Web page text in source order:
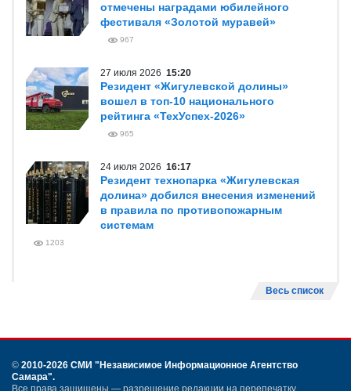
отмечены наградами юбилейного
фестиваля «Золотой муравей»
967
27 июля 2026 15:20
Резидент «Жигулевской долины»
вошел в топ-10 национального
рейтинга «ТехУспех-2026»
965
24 июля 2026 16:17
Резидент технопарка «Жигулевская
долина» добился внесения изменений
в правила по противопожарным
системам
1203
Весь список
© 2010-2026 СМИ "Независимое Информационное Агентство
Самара".
Все права защищены — разрешение редакции на перепечатку